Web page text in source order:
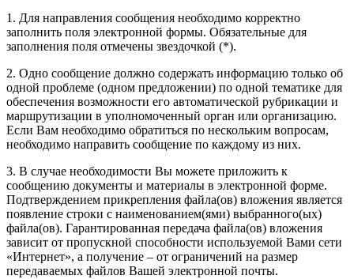
1. Для направления сообщения необходимо корректно
заполнить поля электронной формы. Обязательные для
заполнения поля отмечены звездочкой (*).
2. Одно сообщение должно содержать информацию только об
одной проблеме (одном предложении) по одной тематике для
обеспечения возможности его автоматической рубрикации и
маршрутизации в уполномоченный орган или организацию.
Если Вам необходимо обратиться по нескольким вопросам,
необходимо направить сообщение по каждому из них.
3. В случае необходимости Вы можете приложить к
сообщению документы и материалы в электронной форме.
Подтверждением прикрепления файла(ов) вложения является
появление строки с наименованием(ями) выбранного(ых)
файла(ов). Гарантированная передача файла(ов) вложения
зависит от пропускной способности используемой Вами сети
«Интернет», а получение – от ограничений на размер
передаваемых файлов Вашей электронной почты.